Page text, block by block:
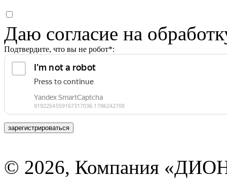
Даю согласие на
Подтвердите, что вы не робот*:
зарегистрироваться
© 2026, Компания